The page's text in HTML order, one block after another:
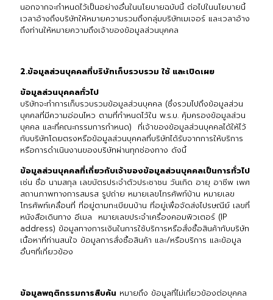
นอกจากจะกำหนดไว้เป็นอย่างอื่นในนโยบายฉบับนี้ ต่อไปในนโยบายนี้
เวลาอ้างถึงบริษัทให้หมายความรวมถึงกลุ่มบริษัทเมเจอร์ และเวลาอ้าง
ถึงท่านให้หมายความถึงเจ้าของข้อมูลส่วนบุคคล
2.ข้อมูลส่วนบุคคลที่บริษัทเก็บรวบรวม ใช้ และเปิดเผย
ข้อมูลส่วนบุคคลทั่วไป
บริษัทจะทำการเก็บรวบรวมข้อมูลส่วนบุคคล (ซึ่งรวมไปถึงข้อมูลส่วน
บุคคลที่มีความอ่อนไหว ตามที่กำหนดไว้ใน พ.ร.บ. คุ้มครองข้อมูลส่วน
บุคคล และที่คณะกรรมการกำหนด) ที่เจ้าของข้อมูลส่วนบุคคลได้ให้ไว้
กับบริษัทโดยตรงหรือข้อมูลส่วนบุคคลที่บริษัทได้รับจากการให้บริการ
หรือการดำเนินงานของบริษัทผ่านทุกช่องทาง ดังนี้
ข้อมูลส่วนบุคคลที่เกี่ยวกับเจ้าของข้อมูลส่วนบุคคลเป็นการทั่วไป
เช่น ชื่อ นามสกุล เลขบัตรประจำตัวประชาชน วันเกิด อายุ อาชีพ เพศ
สถานภาพทางการสมรส รูปถ่าย หมายเลขโทรศัพท์บ้าน หมายเลข
โทรศัพท์เคลื่อนที่ ที่อยู่ตามทะเบียนบ้าน ที่อยู่เพื่อจัดส่งไปรษณีย์ เลขที่
หนังสือเดินทาง อีเมล หมายเลขประจำเครื่องคอมพิวเตอร์ (IP
address) ข้อมูลทางการเงินในการใช้บริการหรือสั่งซื้อสินค้ากับบริษัท
เนื้อหาที่ท่านสนใจ ข้อมูลการสั่งซื้อสินค้า และ/หรือบริการ และข้อมูล
อื่นๆที่เกี่ยวข้อง
ข้อมูลพฤติกรรมการสืบค้น หมายถึง ข้อมูลที่ไม่เกี่ยวข้องต่อบุคคล